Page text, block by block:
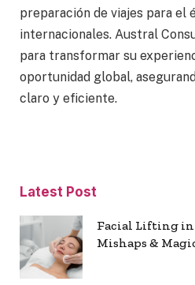
preparación de viajes para el
internacionales. Austral
para transformar su
oportunidad global,
claro y eficiente.
Latest Post
Facial Lifting in
Mishaps &